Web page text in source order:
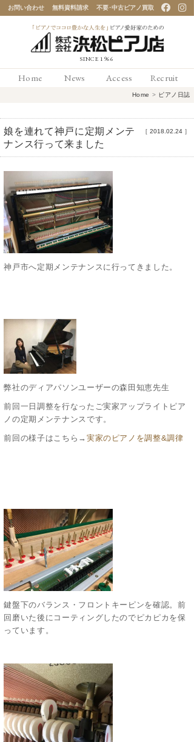
「ピアノでココロ豊かな
人生を」ピアノ愛好家の
ための 浜松ピアノ店
お問い合わせ 無料資料請求 不要･中古ピアノ買取
Home News Access Recruit
Home > ピアノ日誌
［ 2018.02.24］
娘を連れて神戸に定期メンテ
ナンス行って来ました
神戸市へ定期メンテナンスに行ってきました。
弊社のディアパソンユーザーの森田知恵先生
前回一日調整を行なったご実家アップライトピア
ノの定期メンテナンスです。
前回の様子はこちら→ 実家のピアノを調整&調律
鍵盤下のバランス・フロントキーピンを確認。前
回磨いた後にコーティングしたのでピカピカを保
っています。